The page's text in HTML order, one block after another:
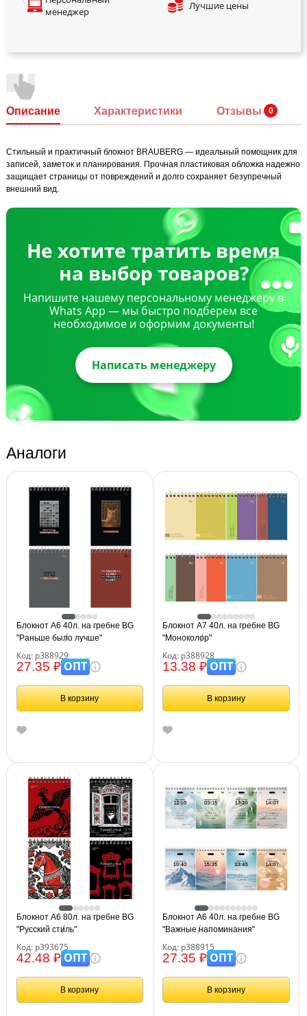
менеджер
Лучшие цены
Описание Характеристики Отзывы
Стильный и практичный блокнот BRAUBERG — идеальный помощник для
записей, заметок и планирования. Прочная пластиковая обложка надежно
защищает страницы от повреждений и долго сохраняет безупречный
внешний вид.
Не хотите тратить время
на выбор товаров?
Напишите нашему персональному менеджеру в
Whats App — мы быстро подберем все
необходимое и оформим документы!
Написать менеджеру
Аналоги
Блокнот А6 40л. на гребне BG
"Раньше было лучше"
Код: р388929
27.35 ₽ОПТ
В корзину
Блокнот А7 40л. на гребне BG
"Моноколор"
Код: р388928
13.38 ₽ОПТ
В корзину
Блокнот А6 80л. на гребне BG
"Русский стиль"
Код: р393675
42.48 ₽ОПТ
В корзину
Блокнот А6 40л. на гребне BG
"Важные напоминания"
Код: р388915
27.35 ₽ОПТ
В корзину